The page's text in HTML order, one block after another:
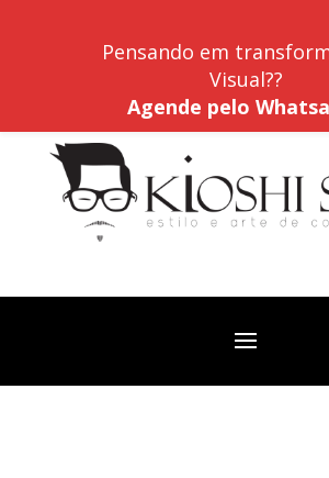
Pensando em
Visual??
Agende pelo